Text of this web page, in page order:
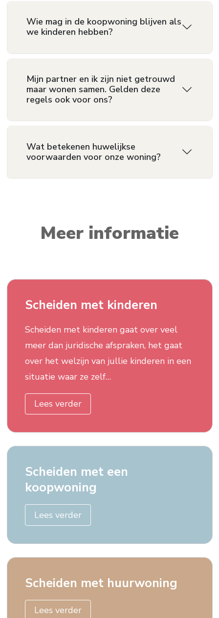
Wie mag in de koopwoning blijven als
we kinderen hebben?
Mijn partner en ik zijn niet getrouwd
maar wonen samen. Gelden deze
regels ook voor ons?
Wat betekenen huwelijkse
voorwaarden voor onze woning?
Meer informatie
Scheiden met kinderen
Scheiden met kinderen gaat over veel
meer dan juridische afspraken, het gaat
over het welzijn van jullie kinderen in een
situatie waar ze zelf…
Lees verder
Scheiden met een
koopwoning
Lees verder
Scheiden met huurwoning
Lees verder